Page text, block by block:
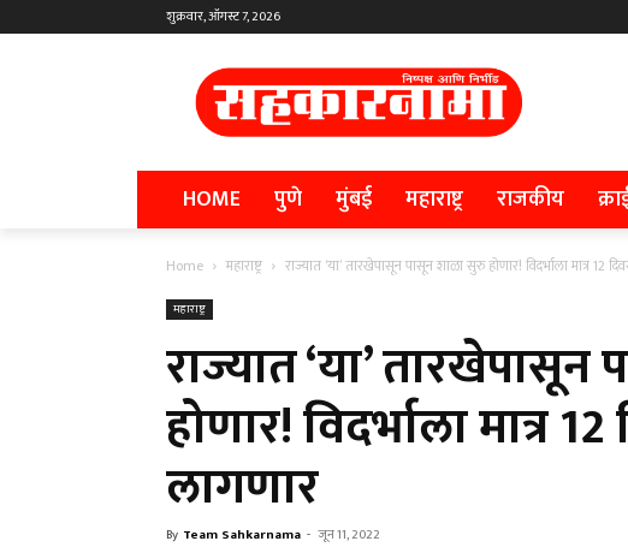
शुक्रवार, ऑगस्ट 7, 2026
HOME पुणे मुंबई महाराष्ट्र राजकीय
Home महाराष्ट्र राज्यात ‘या’ तारखेपासून पासून शाळा सुरु होणार! विदर्भाला मात्र 12
महाराष्ट्र
राज्यात ‘या’
होणार! विदर्भाला मात्र
लागणार
By Team Sahkarnama - जून 11, 2022